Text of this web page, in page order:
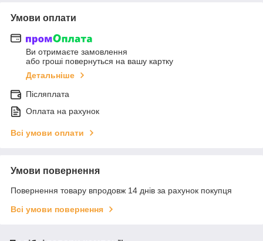
Умови оплати
Ви отримаєте замовлення
або гроші повернуться на вашу картку
Детальніше
Післяплата
Оплата на рахунок
Всі умови оплати
Умови повернення
Повернення товару впродовж 14 днів за рахунок покупця
Всі умови повернення